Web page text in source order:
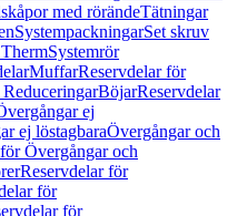
med rörändeTätningar
SystempackningarSet skruv
Systemrör
MuffarReservdelar för
BöjarReservdelar
ej
ej löstagbaraÖvergångar och
Övergångar och
Reservdelar för
för
för